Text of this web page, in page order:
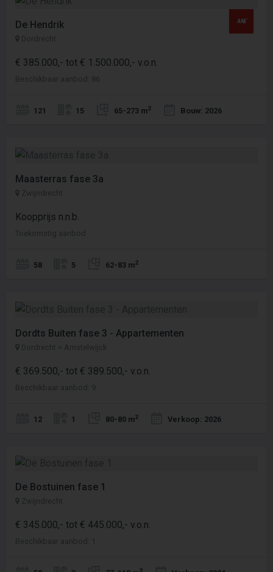
De Hendrik
Dordrecht
€ 385.000,- tot € 1.500.000,- v.o.n.
Beschikbaar aanbod: 86
121 15 65-273 m2 Bouw: 2026
Maasterras fase 3a
Zwijndrecht
Koopprijs n.n.b.
Toekomstig aanbod
58 5 62-83 m2
Dordts Buiten fase 3 - Appartementen
Dordrecht > Amstelwijck
€ 369.500,- tot € 389.500,- v.o.n.
Beschikbaar aanbod: 9
12 1 80-80 m2 Verkoop: 2026
De Bostuinen fase 1
Zwijndrecht
€ 345.000,- tot € 445.000,- v.o.n.
Beschikbaar aanbod: 1
2